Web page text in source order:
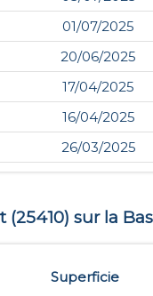
01/07/2025
20/06/2025
17/04/2025
16/04/2025
26/03/2025
(25410) sur la
Superficie